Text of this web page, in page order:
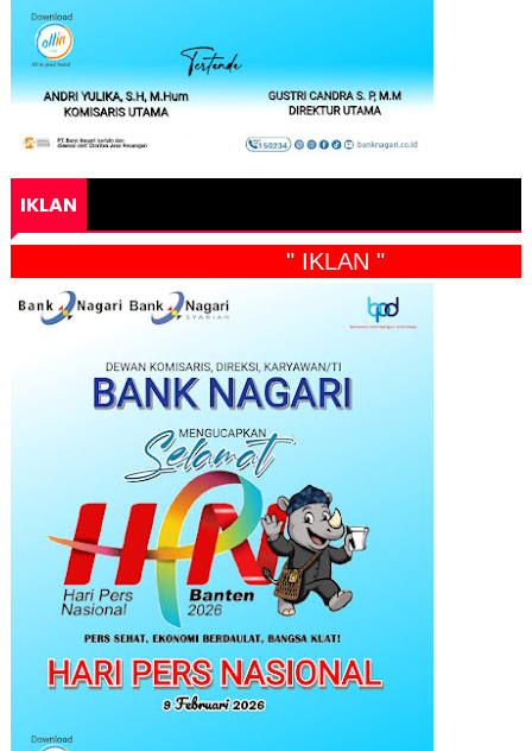
IKLAN
" IKLAN "